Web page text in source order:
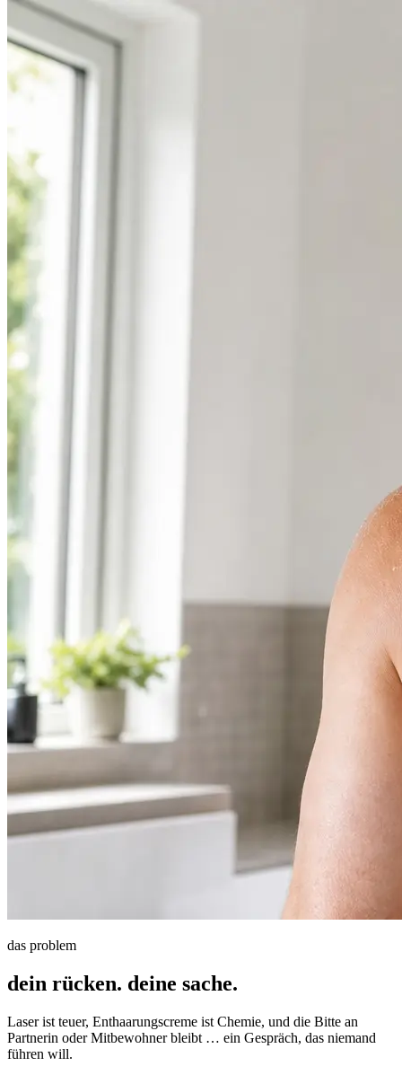
das problem
dein rücken. deine sache.
Laser ist teuer, Enthaarungscreme ist Chemie, und die Bitte an
Partnerin oder Mitbewohner bleibt … ein Gespräch, das niemand
führen will.